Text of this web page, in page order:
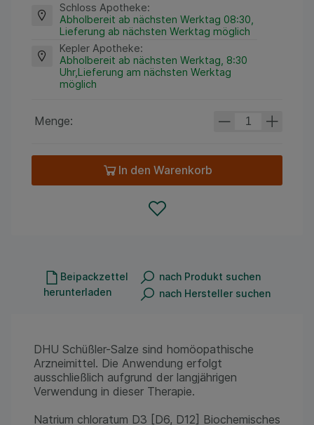
Schloss Apotheke:
Abholbereit ab nächsten Werktag 08:30,
Lieferung ab nächsten Werktag möglich
Kepler Apotheke:
Abholbereit ab nächsten Werktag, 8:30
Uhr,Lieferung am nächsten Werktag
möglich
Menge:
In den Warenkorb
Beipackzettel
herunterladen
nach Produkt suchen
nach Hersteller suchen
DHU Schüßler-Salze sind homöopathische
Arzneimittel. Die Anwendung erfolgt
ausschließlich aufgrund der langjährigen
Verwendung in dieser Therapie.
Natrium chloratum D3 [D6, D12] Biochemisches